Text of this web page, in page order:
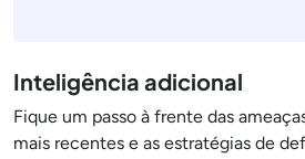
Inteligência adicional
Fique um passo à frente das
mais recentes e as estratégias de